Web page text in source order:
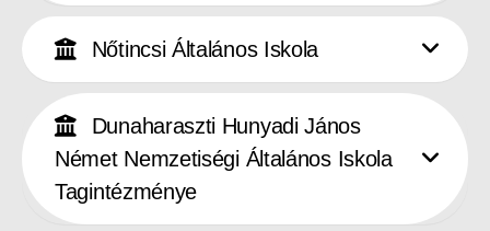
Nőtincsi Általános Iskola
Dunaharaszti Hunyadi János
Német Nemzetiségi Általános Iskola
Tagintézménye